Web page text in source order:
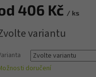
406 Kč / ks
variantu
doručení